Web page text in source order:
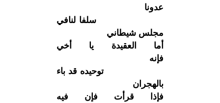
عدونا
سلفا لنافي
مجلس شيطاني
أما العقيدة يا أخي
فإنه
توحيده قد باء
بالهجران
فإذا قرأت فإن فيه